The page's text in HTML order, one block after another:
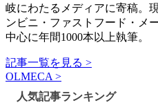
岐にわたるメディアに寄稿。
ンビニ・ファストフード・メ
中心に年間1000本以上執筆。
記事一覧を見る >
OLMECA >
人気記事ランキング